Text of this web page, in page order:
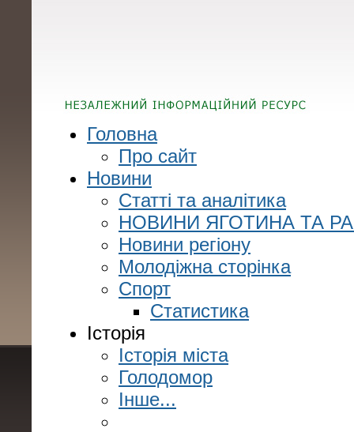
Головна
Про сайт
Новини
Статті та аналітика
НОВИНИ ЯГОТИНА ТА
Новини регіону
Молодіжна сторінка
Спорт
Статистика
Історія
Історія міста
Голодомор
Інше...